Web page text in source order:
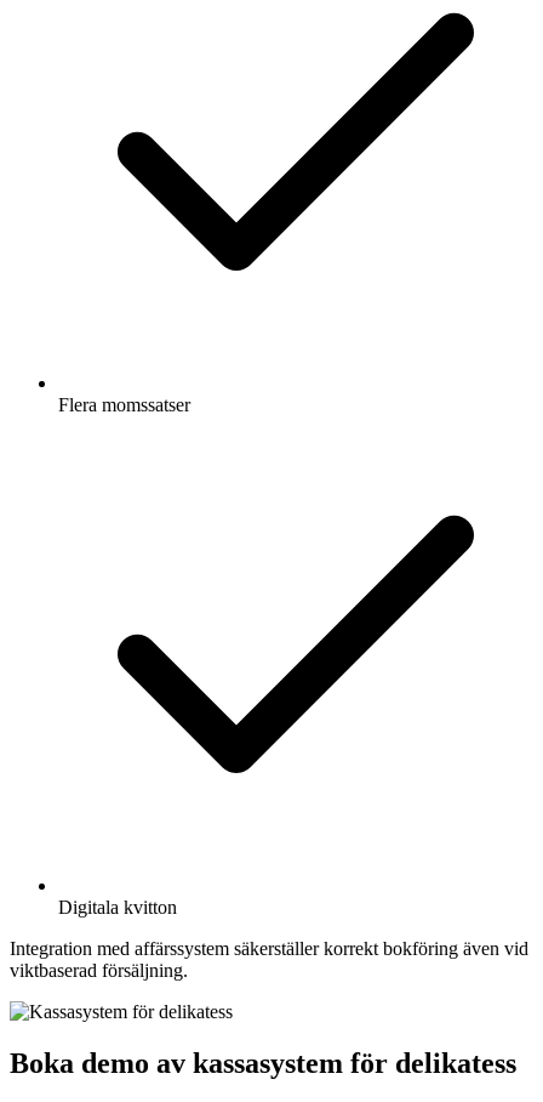
Flera momssatser
Digitala kvitton
Integration med affärssystem säkerställer korrekt bokföring även vid
viktbaserad försäljning.
Boka demo av kassasystem för delikatess